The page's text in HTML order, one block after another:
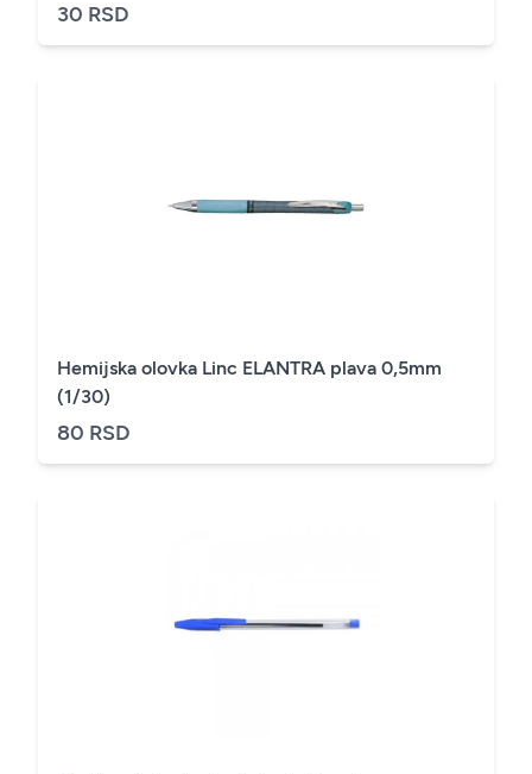
30 RSD
Hemijska olovka Linc ELANTRA plava 0,5mm
(1/30)
80 RSD